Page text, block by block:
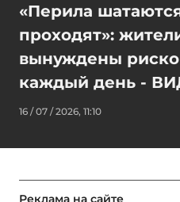
«Перила
проходят»:
вынуждены
каждый день -
16 / 07 / 2026, 11:10
Реклама на сайте